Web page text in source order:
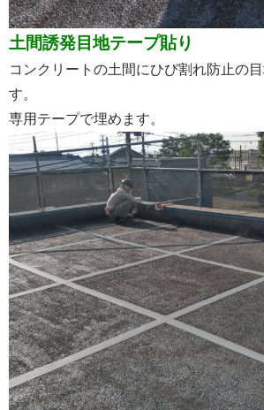
土間誘発目地テープ貼り
コンクリートの土間にひび割れ防止の
す。
専用テープで埋めます。